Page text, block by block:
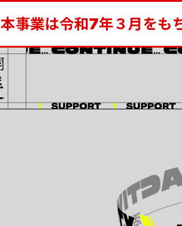
本事業は令和7年３月をも